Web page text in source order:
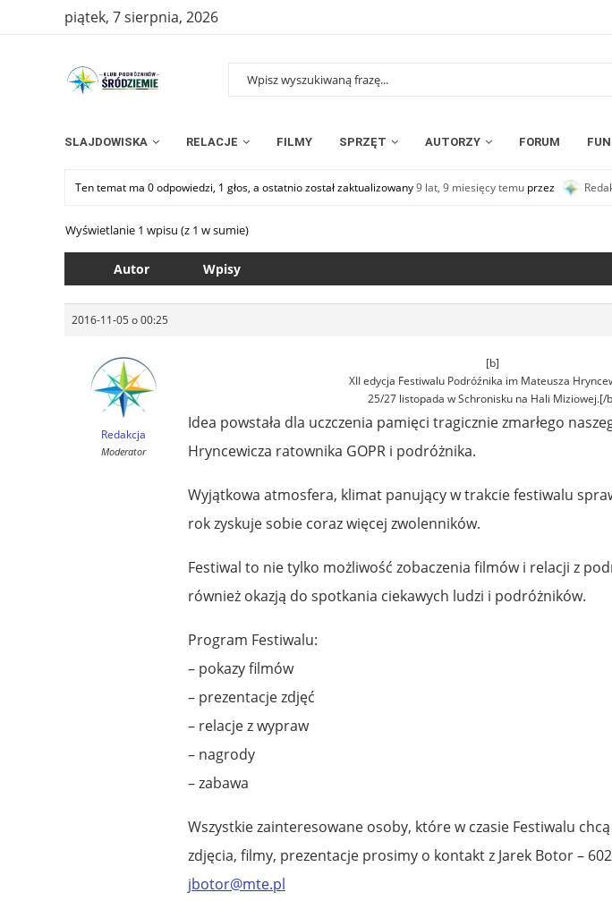
piątek, 7 sierpnia, 2026
SLAJDOWISKA RELACJE FILMY SPRZĘT AUTORZY FORUM
Ten temat ma 0 odpowiedzi, 1 głos, a ostatnio został zaktualizowany9 lat, 9 miesięcy temu przez
Wyświetlanie 1 wpisu (z 1 w sumie)
Autor Wpisy
2016-11-05 o 00:25
Redakcja
Moderator
[b]
XII edycja Festiwalu Podróźnika im Mateusza
25/27 listopada w Schronisku na Hali Miziowej.[/
Idea powstała dla uczczenia pamięci tragicznie zmarłego
Hryncewicza ratownika GOPR i podróżnika.
Wyjątkowa atmosfera, klimat panujący w trakcie festiwalu
rok zyskuje sobie coraz więcej zwolenników.
Festiwal to nie tylko możliwość zobaczenia filmów i relacji z
również okazją do spotkania ciekawych ludzi i podróżników.
Program Festiwalu:
– pokazy filmów
– prezentacje zdjęć
– relacje z wypraw
– nagrody
– zabawa
Wszystkie zainteresowane osoby, które w czasie Festiwalu
zdjęcia, filmy, prezentacje prosimy o kontakt z Jarek Botor –
jbotor@mte.pl